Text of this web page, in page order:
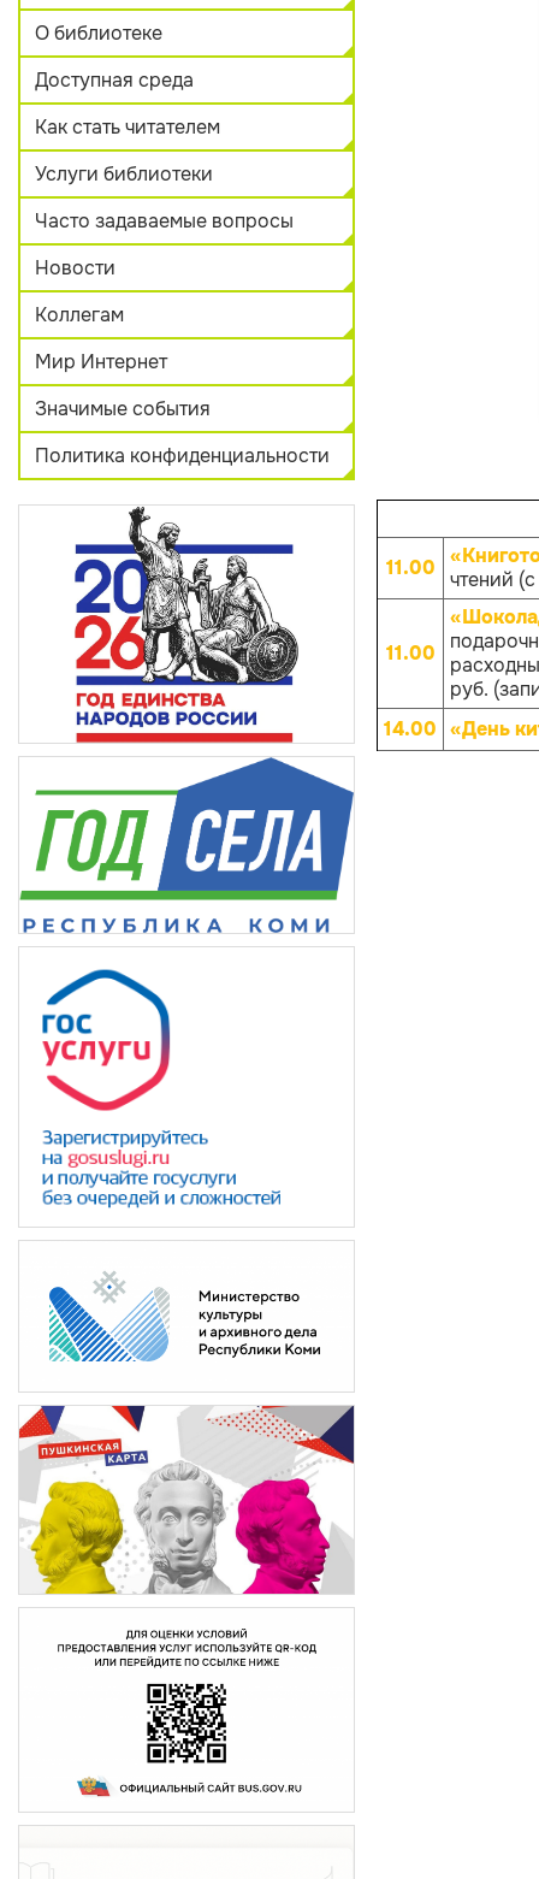
О библиотеке
Доступная среда
Как стать читателем
Услуги библиотеки
Часто задаваемые вопросы
Новости
Коллегам
Мир Интернет
Значимые события
Политика конфиденциальности
11.00
чтений
11.00
руб.
14.00 «День